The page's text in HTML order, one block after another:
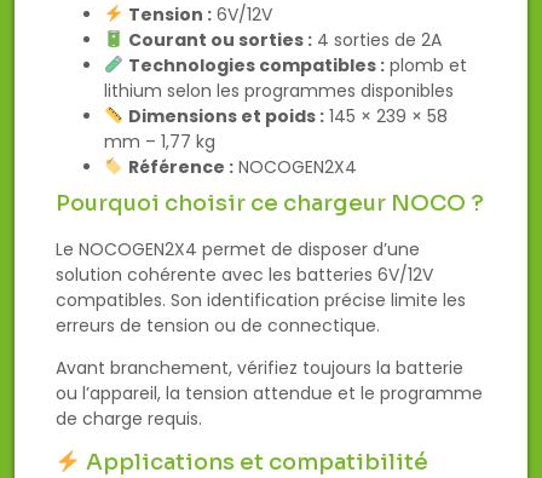
Tension :6V/12V
Courant ou sorties :4 sorties de 2A
Technologies compatibles :plomb et
lithium selon les programmes disponibles
Dimensions et poids :145 × 239 × 58
mm – 1,77 kg
Référence :NOCOGEN2X4
Pourquoi choisir ce chargeur NOCO ?
Le NOCOGEN2X4 permet de disposer d’une
solution cohérente avec les batteries 6V/12V
compatibles. Son identification précise limite les
erreurs de tension ou de connectique.
Avant branchement, vérifiez toujours la batterie
ou l’appareil, la tension attendue et le programme
de charge requis.
Applications et compatibilité